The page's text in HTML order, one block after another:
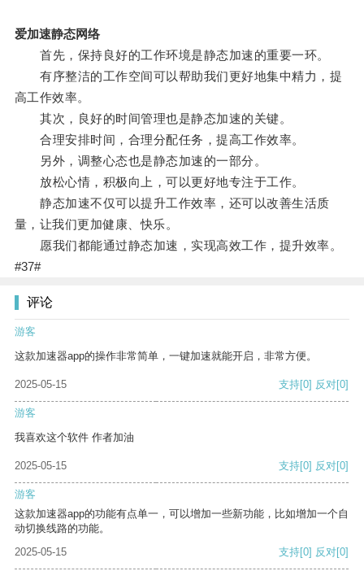
爱加速静态网络
首先，保持良好的工作环境是静态加速的重要一环。
有序整洁的工作空间可以帮助我们更好地集中精力，提
高工作效率。
其次，良好的时间管理也是静态加速的关键。
合理安排时间，合理分配任务，提高工作效率。
另外，调整心态也是静态加速的一部分。
放松心情，积极向上，可以更好地专注于工作。
静态加速不仅可以提升工作效率，还可以改善生活质
量，让我们更加健康、快乐。
愿我们都能通过静态加速，实现高效工作，提升效率。
#37#
评论
游客
这款加速器app的操作非常简单，一键加速就能开启，非常方便。
2025-05-15 支持[0] 反对[0]
游客
我喜欢这个软件 作者加油
2025-05-15 支持[0] 反对[0]
游客
这款加速器app的功能有点单一，可以增加一些新功能，比如增加一个自
动切换线路的功能。
2025-05-15
支持[0] 反对[0]